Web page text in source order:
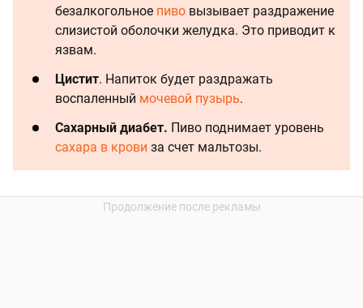
безалкогольное пиво вызывает раздражение
слизистой оболочки желудка. Это приводит к
язвам.
Цистит. Напиток будет раздражать
воспаленный мочевой пузырь.
Сахарный диабет. Пиво поднимает уровень
сахара в крови за счет мальтозы.